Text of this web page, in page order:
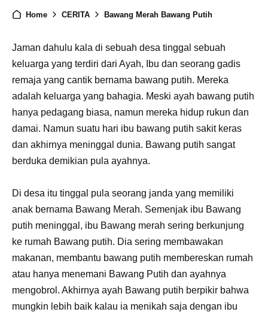
Home CERITA Bawang Merah Bawang Putih
Jaman dahulu kala di sebuah desa tinggal sebuah
keluarga yang terdiri dari Ayah, Ibu dan seorang gadis
remaja yang cantik bernama bawang putih. Mereka
adalah keluarga yang bahagia. Meski ayah bawang putih
hanya pedagang biasa, namun mereka hidup rukun dan
damai. Namun suatu hari ibu bawang putih sakit keras
dan akhirnya meninggal dunia. Bawang putih sangat
berduka demikian pula ayahnya.
Di desa itu tinggal pula seorang janda yang memiliki
anak bernama Bawang Merah. Semenjak ibu Bawang
putih meninggal, ibu Bawang merah sering berkunjung
ke rumah Bawang putih. Dia sering membawakan
makanan, membantu bawang putih membereskan rumah
atau hanya menemani Bawang Putih dan ayahnya
mengobrol. Akhirnya ayah Bawang putih berpikir bahwa
mungkin lebih baik kalau ia menikah saja dengan ibu